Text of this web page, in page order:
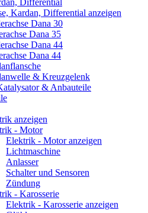
Kardan, Differential anzeigen
Dana 30
Dana 35
Dana 44
Dana 44
& Kreuzgelenk
& Anbauteile
anzeigen
- Motor
Elektrik - Motor anzeigen
Lichtmaschine
Anlasser
Schalter und Sensoren
Zündung
- Karosserie
Elektrik - Karosserie anzeigen